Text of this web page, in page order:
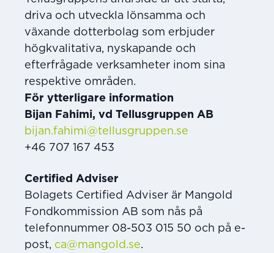
driva och utveckla lönsamma och
växande dotterbolag som erbjuder
högkvalitativa, nyskapande och
efterfrågade verksamheter inom sina
respektive områden.
För ytterligare information
Bijan Fahimi, vd Tellusgruppen AB
bijan.fahimi@tellusgruppen.se
+46 707 167 453
Certified Adviser
Bolagets Certified Adviser är Mangold
Fondkommission AB som nås på
telefonnummer 08-503 015 50 och på e-
post, ca@mangold.se.